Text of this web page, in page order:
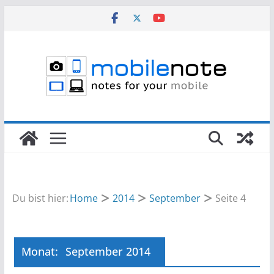
Du bist hier:Home 2014 September Seite 4
Monat: September 2014